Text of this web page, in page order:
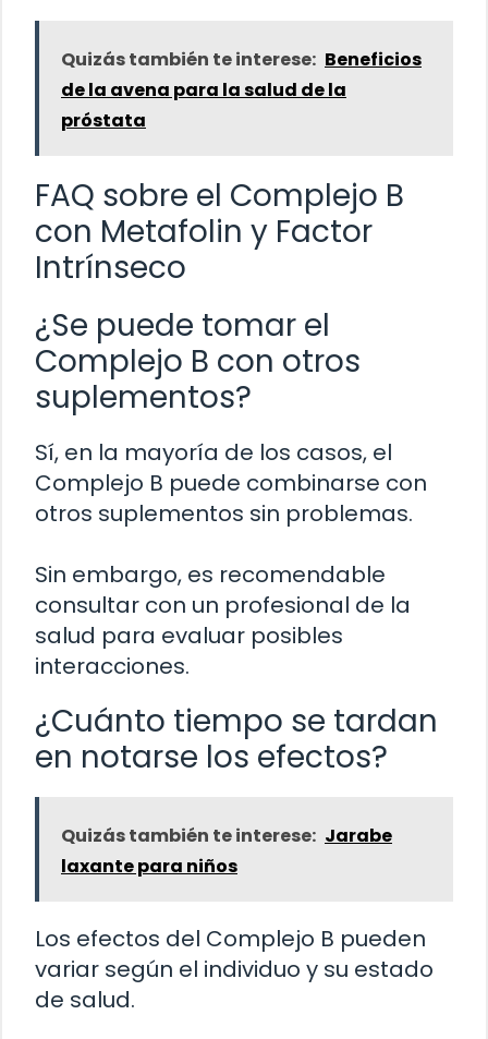
Quizás también te interese: Beneficios
de la avena para la salud de la
próstata
FAQ sobre el Complejo B
con Metafolin y Factor
Intrínseco
¿Se puede tomar el
Complejo B con otros
suplementos?
Sí, en la mayoría de los casos, el
Complejo B puede combinarse con
otros suplementos sin problemas.
Sin embargo, es recomendable
consultar con un profesional de la
salud para evaluar posibles
interacciones.
¿Cuánto tiempo se tardan
en notarse los efectos?
Quizás también te interese: Jarabe
laxante para niños
Los efectos del Complejo B pueden
variar según el individuo y su estado
de salud.